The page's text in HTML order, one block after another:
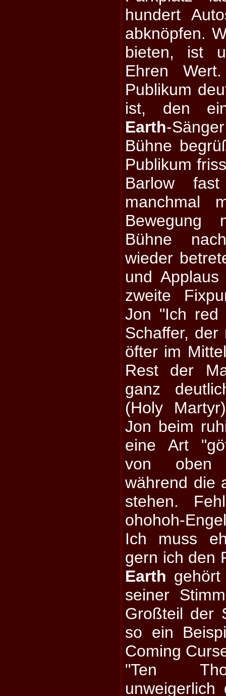
hundert
abknöpfen.
bieten, ist
Ehren
Publikum
ist, den
Earth-
Bühne
Publikum
Barlow
manchmal
Bewegung
Bühne
wieder
und
zweite
Jon "Ich red
Schaffer, der
öfter im
Rest der
ganz
(Holy
Jon beim
eine Art
von oben
während die
stehen.
ohohoh-
Ich muss
gern ich den
Earth
seiner
Großteil der
so ein
Coming
"Ten